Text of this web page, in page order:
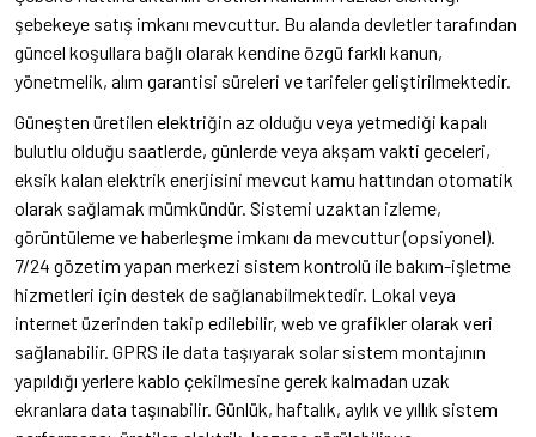
şebekeye satış imkanı mevcuttur. Bu alanda devletler tarafından
güncel koşullara bağlı olarak kendine özgü farklı kanun,
yönetmelik, alım garantisi süreleri ve tarifeler geliştirilmektedir.
Güneşten üretilen elektriğin az olduğu veya yetmediği kapalı
bulutlu olduğu saatlerde, günlerde veya akşam vakti geceleri,
eksik kalan elektrik enerjisini mevcut kamu hattından otomatik
olarak sağlamak mümkündür. Sistemi uzaktan izleme,
görüntüleme ve haberleşme imkanı da mevcuttur (opsiyonel).
7/24 gözetim yapan merkezi sistem kontrolü ile bakım-işletme
hizmetleri için destek de sağlanabilmektedir. Lokal veya
internet üzerinden takip edilebilir, web ve grafikler olarak veri
sağlanabilir. GPRS ile data taşıyarak solar sistem montajının
yapıldığı yerlere kablo çekilmesine gerek kalmadan uzak
ekranlara data taşınabilir. Günlük, haftalık, aylık ve yıllık sistem